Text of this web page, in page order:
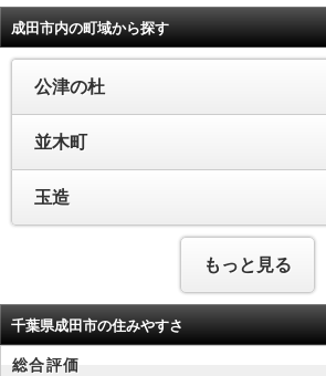
成田市内の町域から探す
公津の杜
並木町
玉造
もっと見る
千葉県成田市の住みやすさ
総合評価